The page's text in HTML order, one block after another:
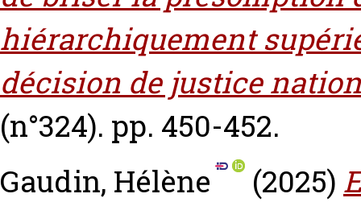
hiérarchiquement
décision de justice
(n°324). pp. 450-452.
Gaudin, Hélène
(2025)